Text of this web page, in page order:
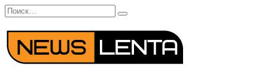
Перейти
к
содержанию
Search
for: